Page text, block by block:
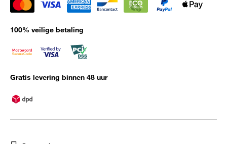
100% veilige betaling
Gratis levering binnen 48 uur